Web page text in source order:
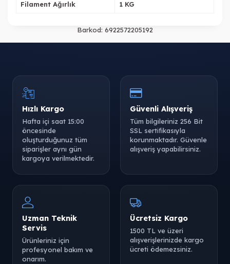
Tükendi
Filament Ağırlık 1 KG
Barkod: 6922572205192
Hızlı Kargo
Hafta içi saat 15:00
öncesinde
oluşturduğunuz tüm
siparişler aynı gün
kargoya verilmektedir.
Güvenli Alışveriş
Tüm bilgileriniz 256 Bit
SSL sertifikasıyla
korunmaktadır. Güvenle
alışveriş yapabilirsiniz.
Uzman Teknik
Servis
Ürünleriniz için
profesyonel bakım ve
onarım.
Ücretsiz Kargo
1500 TL ve üzeri
alışverişlerinizde kargo
ücreti ödemezsiniz.